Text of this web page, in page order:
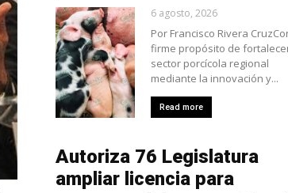
6 agosto, 2026
Por Francisco Rivera
firme propósito de
sector porcícola regional
mediante la innovación y...
Read more
Autoriza 76 Legislatura
ampliar licencia para